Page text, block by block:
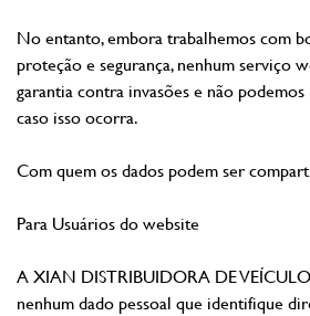
No entanto, embora trabalhemos com
proteção e segurança, nenhum serviço
garantia contra invasões e não
caso isso ocorra.
Com quem os dados podem ser
Para Usuários do website
A XIAN DISTRIBUIDORA DE
nenhum dado pessoal que identifique